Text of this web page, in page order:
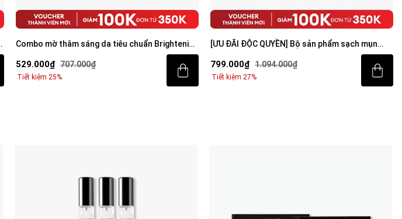
Combo mờ thâm sáng da tiêu chuẩn Brightening
529.000₫ 707.000₫
Tiết kiệm 25%
[ƯU ĐÃI ĐỘC QUYỀN] Bộ sản phẩm sạch mụn
799.000₫ 1.094.000₫
Tiết kiệm 27%